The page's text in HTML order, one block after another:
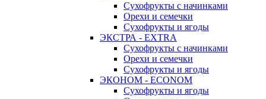
Сухофрукты с начинками
Орехи и семечки
Сухофрукты и ягоды
ЭКСТРА - EXTRA
Сухофрукты с начинками
Орехи и семечки
Сухофрукты и ягоды
ЭКОНОМ - ECONOM
Сухофрукты и ягоды